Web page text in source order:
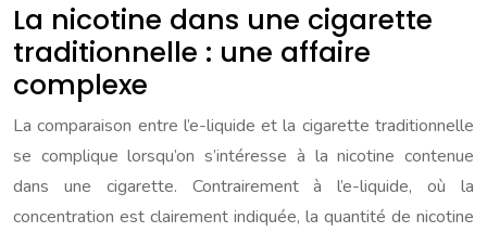
La nicotine dans une cigarette
traditionnelle : une affaire
complexe
La comparaison entre l’e-liquide et la cigarette traditionnelle
se complique lorsqu’on s’intéresse à la nicotine contenue
dans une cigarette. Contrairement à l’e-liquide, où la
concentration est clairement indiquée, la quantité de nicotine